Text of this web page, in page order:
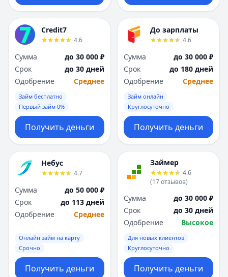
Credit7
4.6
Сумма
до 30 000 ₽
Срок
до 30 дней
Одобрение
Среднее
Займ бесплатно
Первый займ 0%
Получить деньги
До зарплаты
4.6
Сумма
до 30 000 ₽
Срок
до 180 дней
Одобрение
Среднее
Займ онлайн
Круглосуточно
Получить деньги
Небус
4.7
Сумма
до 50 000 ₽
Срок
до 113 дней
Одобрение
Среднее
Онлайн займ на карту
Срочно
Получить деньги
Займер
4.6
(17отзывов)
Сумма
до 30 000 ₽
Срок
до 30 дней
Одобрение
Высокое
Для новых клиентов
Круглосуточно
Получить деньги